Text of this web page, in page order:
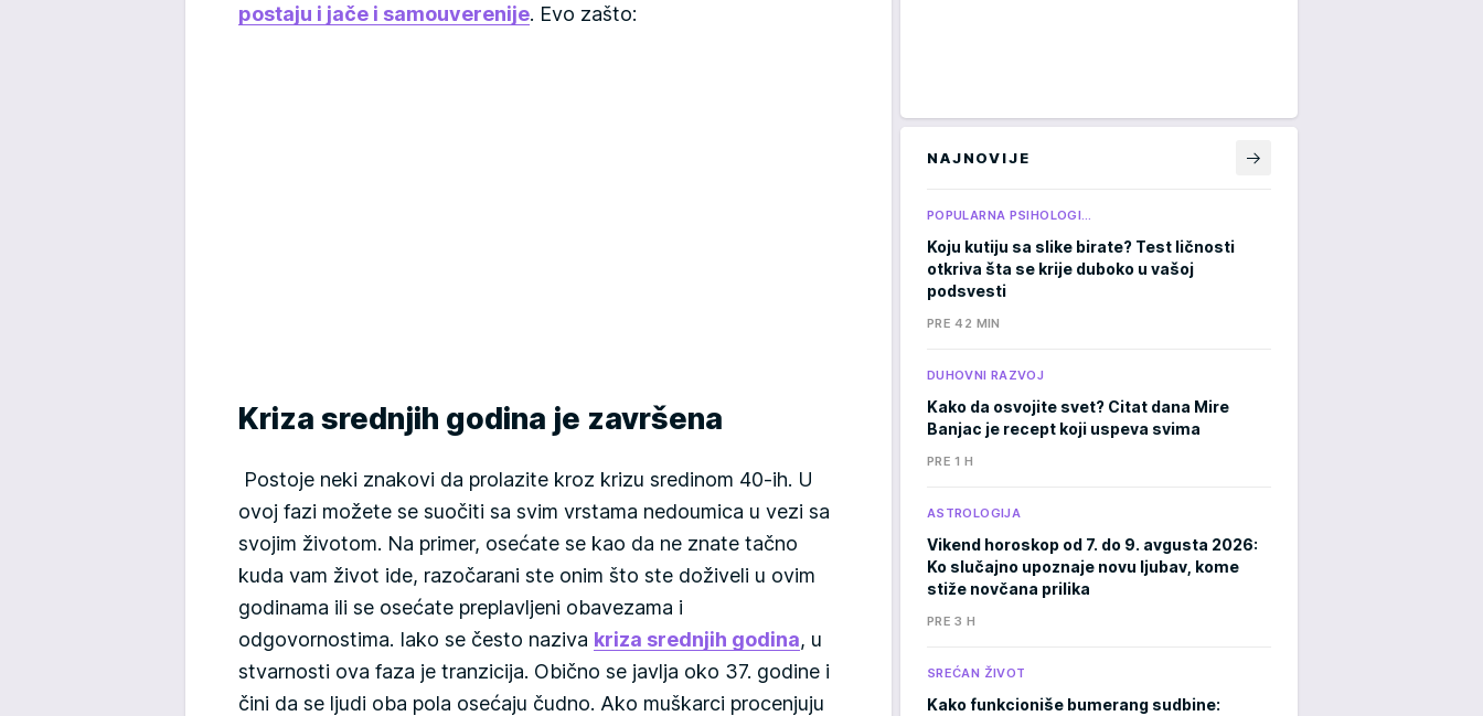
postaju i jače i samouverenije. Evo zašto:
Kriza srednjih godina je završena
Postoje neki znakovi da prolazite kroz krizu sredinom 40-ih. U
ovoj fazi možete se suočiti sa svim vrstama nedoumica u vezi sa
svojim životom. Na primer, osećate se kao da ne znate tačno
kuda vam život ide, razočarani ste onim što ste doživeli u ovim
godinama ili se osećate preplavljeni obavezama i
odgovornostima. Iako se često naziva kriza srednjih godina, u
stvarnosti ova faza je tranzicija. Obično se javlja oko 37. godine i
čini da se ljudi oba pola osećaju čudno. Ako muškarci procenjuju
NAJNOVIJE
POPULARNA PSIHOLOGI…
Koju kutiju sa slike birate? Test ličnosti
otkriva šta se krije duboko u vašoj
podsvesti
PRE 42 MIN
DUHOVNI RAZVOJ
Kako da osvojite svet? Citat dana Mire
Banjac je recept koji uspeva svima
PRE 1 H
ASTROLOGIJA
Vikend horoskop od 7. do 9. avgusta 2026:
Ko slučajno upoznaje novu ljubav, kome
stiže novčana prilika
PRE 3 H
SREĆAN ŽIVOT
Kako funkcioniše bumerang sudbine: